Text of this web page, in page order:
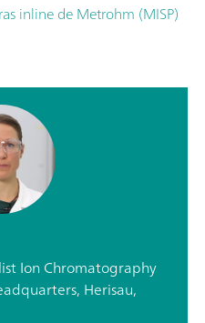
inline de Metrohm (MISP)
Ion Chromatography
Herisau,